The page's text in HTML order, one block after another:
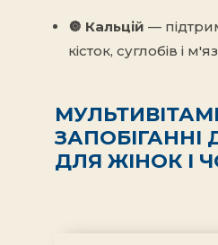
🔘 Кальцій —
кісток, суглобів і
ЗАПОБІГАННІ
ДЛЯ ЖІНОК І